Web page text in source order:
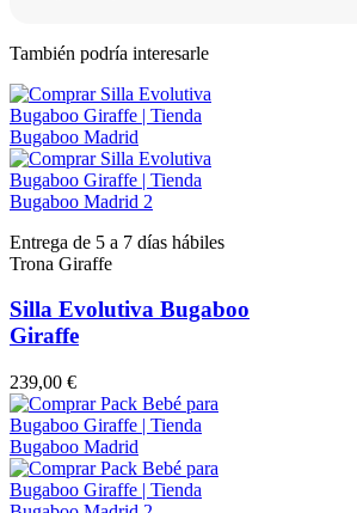
También podría interesarle
Entrega de 5 a 7 días hábiles
Trona Giraffe
Silla Evolutiva Bugaboo
Giraffe
239,00 €